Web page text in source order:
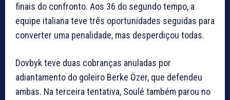
finais do confronto. Aos 36 do segundo tempo, a
equipe italiana teve três oportunidades seguidas para
converter uma penalidade, mas desperdiçou todas.
Dovbyk teve duas cobranças anuladas por
adiantamento do goleiro Berke Özer, que defendeu
ambas. Na terceira tentativa, Soulé também parou no